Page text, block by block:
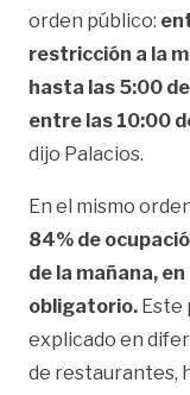
orden público:
restricción a la
hasta las 5:00
entre las 10:00
dijo Palacios.
En el mismo
84% de
de la mañana,
obligatorio. Este
explicado en
de restaurantes,